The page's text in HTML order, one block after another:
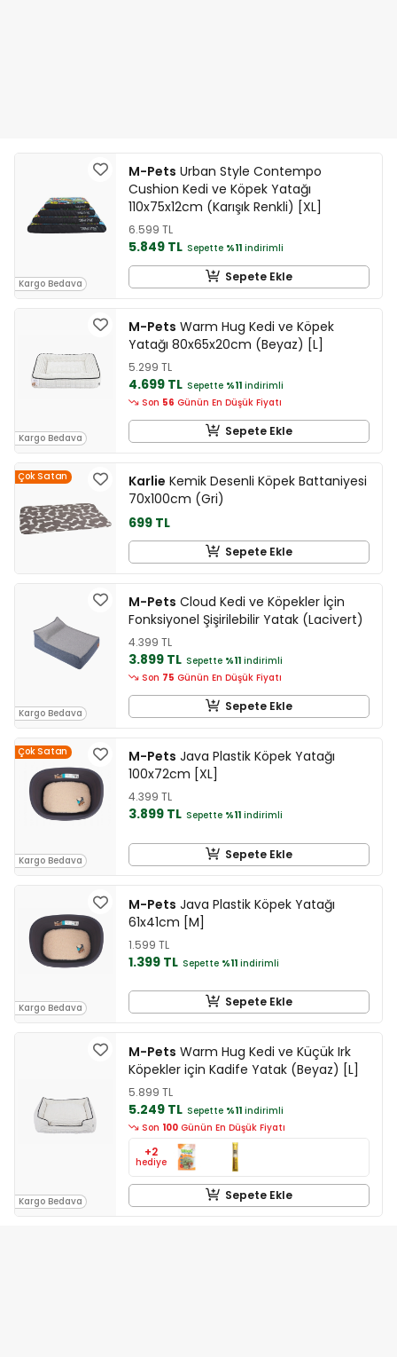
Kargo Bedava
M-Pets Urban Style Contempo
Cushion Kedi ve Köpek Yatağı
110x75x12cm (Karışık Renkli) [XL]
6.599 TL
5.849 TL Sepette %11 indirimli
Sepete Ekle
Kargo Bedava
M-Pets Warm Hug Kedi ve Köpek
Yatağı 80x65x20cm (Beyaz) [L]
5.299 TL
4.699 TL Sepette %11 indirimli
Son 56 Günün En Düşük Fiyatı
Sepete Ekle
Çok Satan Karlie Kemik Desenli Köpek Battaniyesi
70x100cm (Gri)
699 TL
Sepete Ekle
Kargo Bedava
M-Pets Cloud Kedi ve Köpekler İçin
Fonksiyonel Şişirilebilir Yatak (Lacivert)
4.399 TL
3.899 TL Sepette %11 indirimli
Son 75 Günün En Düşük Fiyatı
Sepete Ekle
Çok Satan
Kargo Bedava
M-Pets Java Plastik Köpek Yatağı
100x72cm [XL]
4.399 TL
3.899 TL Sepette %11 indirimli
Sepete Ekle
Kargo Bedava
M-Pets Java Plastik Köpek Yatağı
61x41cm [M]
1.599 TL
1.399 TL Sepette %11 indirimli
Sepete Ekle
Kargo Bedava
M-Pets Warm Hug Kedi ve Küçük Irk
Köpekler için Kadife Yatak (Beyaz) [L]
5.899 TL
5.249 TL Sepette %11 indirimli
Son 100 Günün En Düşük Fiyatı
+2
hediye
Sepete Ekle